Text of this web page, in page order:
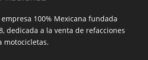
100% Mexicana fundada
dedicada a la venta de refacciones
motocicletas.